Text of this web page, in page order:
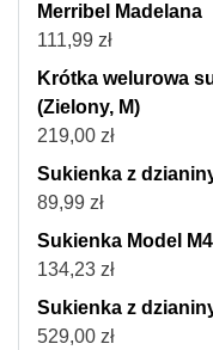
Merribel Madelana
111,99 zł
Krótka welurowa
(Zielony, M)
219,00 zł
Sukienka z
89,99 zł
Sukienka Model
134,23 zł
Sukienka z
529,00 zł